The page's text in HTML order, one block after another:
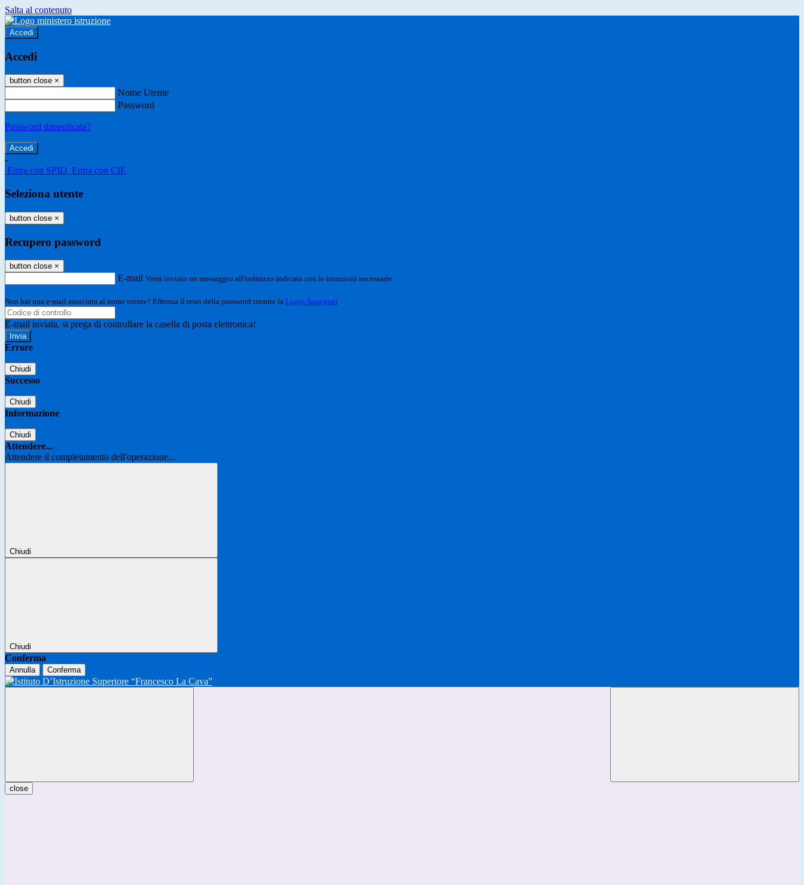
Salta al contenuto
Accedi
Accedi
button close ×
Nome Utente
Password
Password dimenticata?
-
Entra con SPID Entra con CIE
Seleziona utente
button close ×
Recupero password
button close ×
E-mail Verrà inviato un messaggio all'indirizzo indicato con le istruzioni necessarie.
Non hai una e-mail associata al nome utente? Effettua il reset della password tramite la Login Spaggiari
E-mail inviata, si prega di controllare la casella di posta elettronica!
Errore
Chiudi
Successo
Chiudi
Informazione
Chiudi
Attendere...
Attendere il completamento dell'operazione...
Chiudi
Chiudi
Conferma
Annulla Conferma
close